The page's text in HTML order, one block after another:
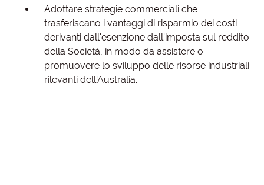
Adottare strategie commerciali che
trasferiscano i vantaggi di risparmio dei costi
derivanti dall'esenzione dall'imposta sul reddito
della Società, in modo da assistere o
promuovere lo sviluppo delle risorse industriali
rilevanti dell'Australia.